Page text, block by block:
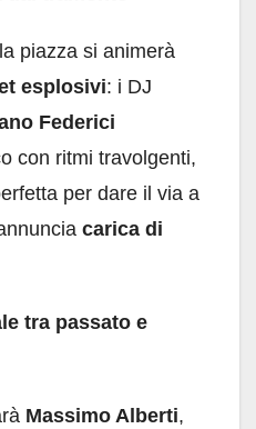
piazza si animerà
esplosivi: i DJ
Federici
con ritmi travolgenti,
per dare il via a
carica di
tra passato e
Massimo Alberti,